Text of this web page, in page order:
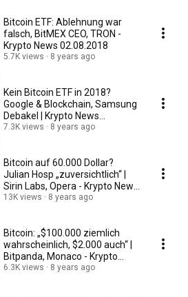
Bitcoin ETF: Ablehnung war
falsch, BitMEX CEO, TRON -
Krypto News 02.08.2018
5.7K views 8 years ago
Kein Bitcoin ETF in 2018?
Google & Blockchain, Samsung
Debakel | Krypto News
24.07.2018
7.3K views 8 years ago
Bitcoin auf 60.000 Dollar?
Julian Hosp „zuversichtlich“ |
Sirin Labs, Opera - Krypto News
11.07.2018
13K views 8 years ago
Bitcoin: „$100.000 ziemlich
wahrscheinlich, $2.000 auch“ |
Bitpanda, Monaco - Krypto
News 05.07.2018
6.3K views 8 years ago